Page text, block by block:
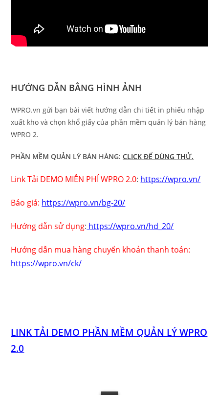
HƯỚNG DẪN BẰNG HÌNH ẢNH
WPRO.vn gửi bạn bài viết hướng dẫn chi tiết in phiếu nhập
xuất kho và chọn khổ giấy của phần mềm quản lý bán hàng
WPRO 2.
PHẦN MỀM QUẢN LÝ BÁN HÀNG:CLICK ĐỂ DÙNG THỬ.
Link Tải DEMO MIỄN PHÍ WPRO 2.0: https://wpro.vn/
Báo giá: https://wpro.vn/bg-20/
Hướng dẫn sử dụng: https://wpro.vn/hd_20/
Hướng dẫn mua hàng chuyển khoản thanh toán:
https://wpro.vn/ck/
LINK TẢI DEMO PHẦN MỀM QUẢN LÝ WPRO
2.0